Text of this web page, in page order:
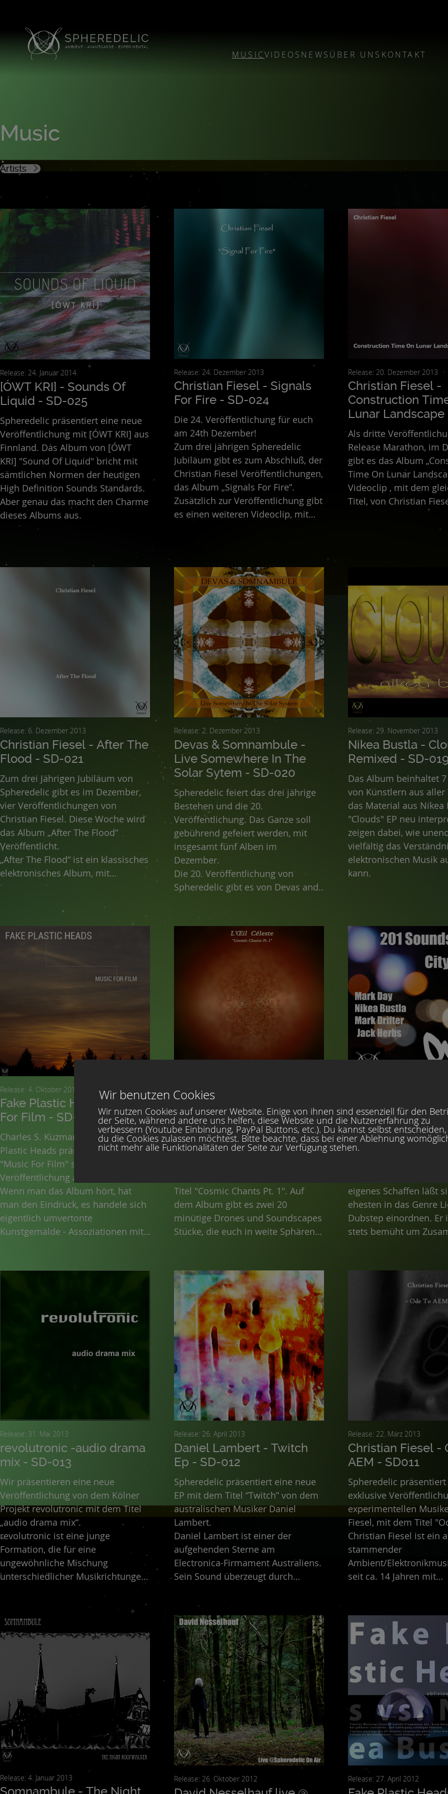
Music
Artists
Alien Nature & Lutz Thuns
Black Oil Documents
Daniel LambertDavid NesselhaufDeath Of The GeminiDevas & SomnambuleDR DybDzEtaEgo DeathEPiOS
Fake Plastic Head vs. Nikea BustlaFake Plastic Heads Francesco Torelli
Jean Blanc
Jimmy Watt Abarca Johnny Golden
M.D.M.A. FEAT. THE CRIPPLER & PETROLIO
Marcello23 Massimo Brazzini
mnogo chelovecheskihMormon Tea
Quatrefoil Raymond CobleyRevolutronic
SpyckerStochastic MusicSuperalma Project
WarahraanXyramatYoko Absorbing
Release: 24. Januar 2014
[ÓWT KRI] - Sounds Of
Liquid - SD-025
Spheredelic präsentiert eine neue
Veröffentlichung mit [ÓWT KRI] aus
Finnland. Das Album von [ÓWT
KRI] "Sound Of Liquid" bricht mit
sämtlichen Normen der heutigen
High Definition Sounds Standards.
Aber genau das macht den Charme
dieses Albums aus.
Release: 24. Dezember 2013
Christian Fiesel - Signals
For Fire - SD-024
Die 24. Veröffentlichung für euch
am 24th Dezember!
Zum drei jährigen Spheredelic
Jubiläum gibt es zum Abschluß, der
Christian Fiesel Veröffentlichungen,
das Album „Signals For Fire“.
Zusätzlich zur Veröffentlichung gibt
es einen weiteren Videoclip, mit
Release: 20. Dezember 2013
Christian Fiesel -
Construction
Lunar Landscape
Als dritte
Release Marathon, im
gibt es das Album
Time On Lunar
Videoclip , mit dem
Titel, von Christian
Release: 6. Dezember 2013
Christian Fiesel - After The
Flood - SD-021
Zum drei Jährigen Jubiläum von
Spheredelic gibt es im Dezember,
vier Veröffentlichungen von
Christian Fiesel. Diese Woche wird
das Album „After The Flood“
Veröffentlicht.
„After The Flood“ ist ein klassisches
elektronisches Album, mit
Synthesizern und Sequenzern.
Release: 2. Dezember 2013
Devas & Somnambule -
Live Somewhere In The
Solar Sytem - SD-020
Spheredelic feiert das drei jährige
Bestehen und die 20.
Veröffentlichung. Das Ganze soll
gebührend gefeiert werden, mit
insgesamt fünf Alben im
Dezember.
Die 20. Veröffentlichung von
Spheredelic gibt es von Devas and
"Live Somewhere In The Solar
System". Ein 115 Minuten Track, der
den Hörer in die Weiten des
Drones und Soundscapes Cosmos
beamt. Aufgenommmen wurde das
Stück live in einem Take ohne
Release: 29. November 2013
Nikea Bustla -
Remixed - SD-019
Das Album beinhaltet 7
von Künstlern aus aller
das Material aus Nikea
"Clouds" EP neu
zeigen dabei, wie
vielfältig das
elektronischen Musik
kann.
Release: 4. Oktober 2013
Fake Plastic Heads - Music
For Film - SD-017
Charles S. Kuzmanovic aka Fake
Plastic Heads präsentiert mit
"Music For Film" seine erste Solo-
Veröffentlichung auf Spheredelic.
Wenn man das Album hört, hat
man den Eindruck, es handele sich
eigentlich umvertonte
Kunstgemälde - Assoziationen mit
Klangfarben entwickeln ihre
Release: 16. August 2013
L´OEil Céleste - Cosmic
Chants Pt.1 - SD-016
Spheredelic präsentiert die 16.
Veröffentlichung. Dieses mal gibt
Titel "Cosmic Chants Pt. 1". Auf
dem Album gibt es zwei 20
minütige Drones und Soundscapes
Stücke, die euch in weite Sphären
Lights - SD-015
Hinter dem Projekt 201
Soundsystem verbirgt
eigenes Schaffen läßt
ehesten in das Genre
Dubstep einordnen. Er
stets bemüht um
reichhaltigen
Release: 31. Mai 2013
revolutronic -audio drama
mix - SD-013
Wir präsentieren eine neue
Veröffentlichung von dem Kölner
Projekt revolutronic mit dem Titel
„audio drama mix“.
revolutronic ist eine junge
Formation, die für eine
ungewöhnliche Mischung
unterschiedlicher Musikrichtungen
unversöhnliche Stile wie Elektronik,
Jazz, Hip Hop, Rock oder Dub
aufeinander, die teilweise zu
unkonventionellen und stark
experimentellen, aber auch
durchaus tanzbaren Stücken
fusionieren. Eine sessionhafte
Unbeschwertheit wird mit
produzierten Strukturen verbrämt,
die weder Liebe zur Musik, noch
eine Prise Humor vermissen
lassen.
Release: 26. April 2013
Daniel Lambert - Twitch
Ep - SD-012
Spheredelic präsentiert eine neue
EP mit dem Titel “Twitch” von dem
australischen Musiker Daniel
Lambert.
Daniel Lambert ist einer der
aufgehenden Sterne am
Electronica-Firmament Australiens.
Sein Sound überzeugt durch
inspirirende Melodien und
akzententuierend funkige
Hooklines. Er gibt sich einerseits
eingängig, andererseits überrascht
er stets durch abrupte Wechsel
und versetzt dadurch den Hörer in
Staunen.
Release: 22. März 2013
Christian Fiesel -
AEM - SD011
Spheredelic präsentiert
exklusive
experimentellen
Fiesel, mit dem Titel
Christian Fiesel ist ein
stammender
Ambient/
seit ca. 14 Jahren mit
elektronischer Musik
Die vorliegende
mehr für Musique
Concrete/
ihrer Machart von
´s Schaffen beeinflusst.
Release: 4. Januar 2013 Release: 26. Oktober 2012 Release: 27. April 2012
Wir benutzen Cookies
Wir nutzen Cookies auf unserer Website. Einige von ihnen sind essenziell für den
der Seite, während andere uns helfen, diese Website und die Nutzererfahrung zu
verbessern (Youtube Einbindung, PayPal Buttons, etc.). Du kannst selbst
du die Cookies zulassen möchtest. Bitte beachte, dass bei einer Ablehnung
nicht mehr alle Funktionalitäten der Seite zur Verfügung stehen.